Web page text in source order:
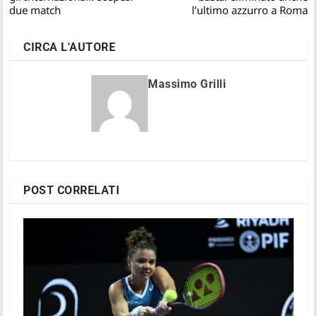
due match
l’ultimo azzurro a Roma
CIRCA L'AUTORE
Massimo Grilli
POST CORRELATI